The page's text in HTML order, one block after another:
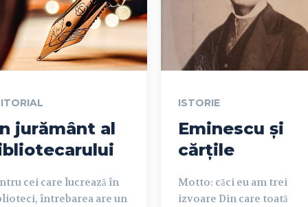
jurământ al
cei care lucrează în
întrebarea are un
ISTORIE
Eminescu și
cărțile
Motto: căci eu am trei
izvoare Din care toată